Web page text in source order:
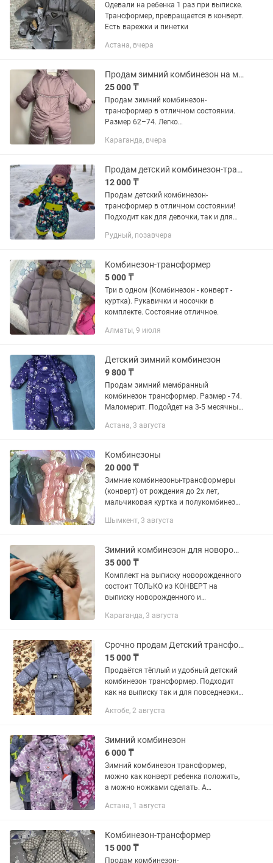
Одевали на ребенка 1 раз при выписке.
Трансформер, превращается в конверт.
Есть варежки и пинетки
Астана, вчера
Продам зимний комбинезон на малышей 3-9 месяцев
25 000 ₸
Продам зимний комбинезон-
трансформер в отличном состоянии.
Размер 62–74. Легко
идеально подходит с рождения и на
полностью прошит мягким мехом....
Караганда, вчера
Продам детский комбинезон-трансформер
12 000 ₸
Продам детский комбинезон-
трансформер в отличном состоянии!
Подходит как для девочки, так и для
фасон. Cезон: зима – весна – осень. В
Рудный, позавчера
Комбинезон-трансформер
5 000 ₸
Три в одном (Комбинезон - конверт -
куртка). Рукавички и носочки в
комплекте. Состояние отличное.
Алматы, 9 июля
Детский зимний комбинезон
9 800 ₸
Продам зимний мембранный
комбинезон трансформер. Размер - 74.
Маломерит. Подойдет на 3-5 месячных
снежинками, поэтому подойдет как
Астана, 3 августа
Комбинезоны
20 000 ₸
Зимние комбинезоны-трансформеры
(конверт) от рождения до 2х лет,
мальчиковая куртка и полукомбинезон
пятен, после химчистки, аккуратно
Шымкент, 3 августа
Зимний комбинезон для новорожденных
35 000 ₸
Комплект на выписку новорожденного
состоит ТОЛЬКО из КОНВЕРТ на
выписку новорожденного и
Комбинезон детский можно носить
температуре от +15 до...
Караганда, 3 августа
Срочно продам Детский трансформер комбинезон
15 000 ₸
Продаётся тёплый и удобный детский
комбинезон трансформер. Подходит
как на выписку так и для повседневки
серый Состояние почти новый
Актобе, 2 августа
Зимний комбинезон
6 000 ₸
Зимний комбинезон трансформер,
можно как конверт ребенка положить,
а можно ножками сделать. А
по март с 5 месяцев. Теплый, ребенок
Астана, 1 августа
Комбинезон-трансформер
15 000 ₸
Продам комбинезон-